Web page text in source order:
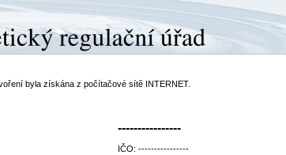
byla získána z počítačové sítě INTERNET.
----------------
IČO: ----------------